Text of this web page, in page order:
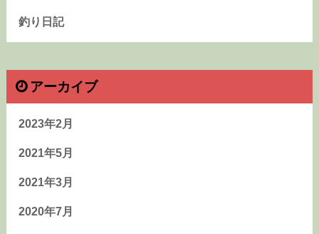
釣り日記
アーカイブ
2023年2月
2021年5月
2021年3月
2020年7月